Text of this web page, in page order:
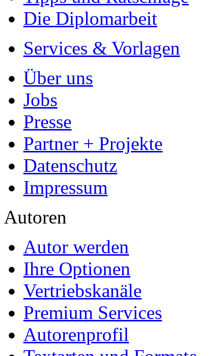
Die Diplomarbeit
Services & Vorlagen
Über uns
Jobs
Presse
Partner + Projekte
Datenschutz
Impressum
Autoren
Autor werden
Ihre Optionen
Vertriebskanäle
Premium Services
Autorenprofil